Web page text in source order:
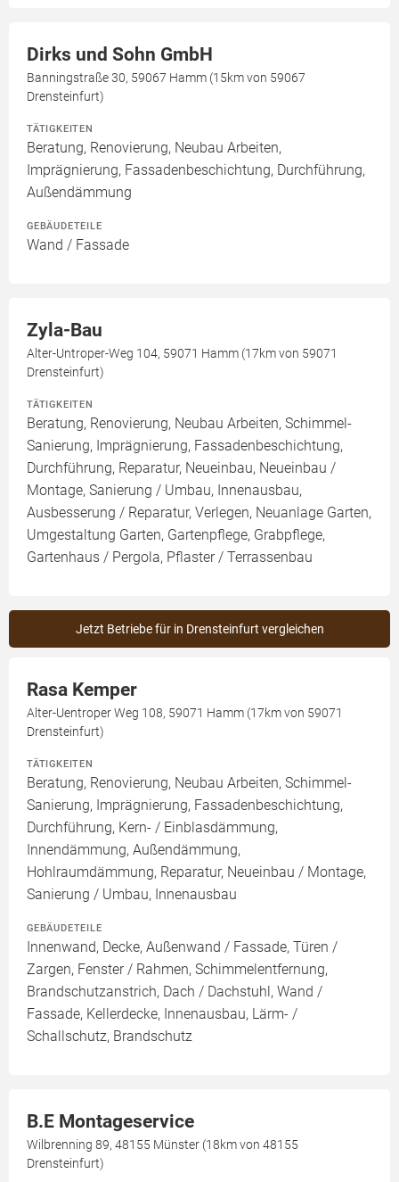
Dirks und Sohn GmbH
Banningstraße 30, 59067 Hamm (15km von 59067
Drensteinfurt)
TÄTIGKEITEN
Beratung, Renovierung, Neubau Arbeiten,
Imprägnierung, Fassadenbeschichtung, Durchführung,
Außendämmung
GEBÄUDETEILE
Wand / Fassade
Zyla-Bau
Alter-Untroper-Weg 104, 59071 Hamm (17km von 59071
Drensteinfurt)
TÄTIGKEITEN
Beratung, Renovierung, Neubau Arbeiten, Schimmel-
Sanierung, Imprägnierung, Fassadenbeschichtung,
Durchführung, Reparatur, Neueinbau, Neueinbau /
Montage, Sanierung / Umbau, Innenausbau,
Ausbesserung / Reparatur, Verlegen, Neuanlage Garten,
Umgestaltung Garten, Gartenpflege, Grabpflege,
Gartenhaus / Pergola, Pflaster / Terrassenbau
Jetzt Betriebe für in Drensteinfurt vergleichen
Rasa Kemper
Alter-Uentroper Weg 108, 59071 Hamm (17km von 59071
Drensteinfurt)
TÄTIGKEITEN
Beratung, Renovierung, Neubau Arbeiten, Schimmel-
Sanierung, Imprägnierung, Fassadenbeschichtung,
Durchführung, Kern- / Einblasdämmung,
Innendämmung, Außendämmung,
Hohlraumdämmung, Reparatur, Neueinbau / Montage,
Sanierung / Umbau, Innenausbau
GEBÄUDETEILE
Innenwand, Decke, Außenwand / Fassade, Türen /
Zargen, Fenster / Rahmen, Schimmelentfernung,
Brandschutzanstrich, Dach / Dachstuhl, Wand /
Fassade, Kellerdecke, Innenausbau, Lärm- /
Schallschutz, Brandschutz
B.E Montageservice
Wilbrenning 89, 48155 Münster (18km von 48155
Drensteinfurt)